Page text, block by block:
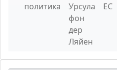
политика
Урсула
фон
дер
Ляйен
ЕС